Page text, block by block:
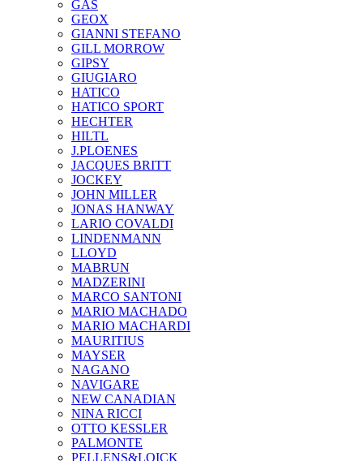
GAS
GEOX
GIANNI STEFANO
GILL MORROW
GIPSY
GIUGIARO
HATICO
HATICO SPORT
HECHTER
HILTL
J.PLOENES
JAСQUES BRITT
JOCKEY
JOHN MILLER
JONAS HANWAY
LARIO COVALDI
LINDENMANN
LLOYD
MABRUN
MADZERINI
MARCO SANTONI
MARIO MACHADO
MARIO MACHARDI
MAURITIUS
MAYSER
NAGANO
NAVIGARE
NEW CANADIAN
NINA RICCI
OTTO KESSLER
PALMONTE
PELLENS&LOICK